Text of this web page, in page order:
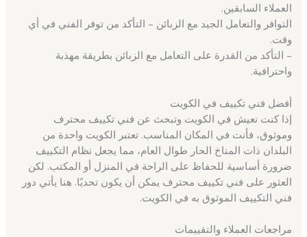
العملاء السابقين.
التوافر والتعامل الجيد مع الزبائن – التأكد من توفر الفني في أي
وقت.
– التأكد من القدرة على التعامل مع الزبائن بطريقة مهذبة
واحترافية.
أفضل فني تكييف في الكويت
إذا كنت تعيش في الكويت وتبحث عن فني تكييف محترف
وموثوق، فأنت في المكان المناسب. تعتبر الكويت واحدة من
البلدان ذات المناخ الحار طوال العام، مما يجعل نظام التكييف
ضرورة أساسية للحفاظ على الراحة في المنزل أو المكتب. لكن
العثور على فني تكييف محترف يمكن أن يكون تحديًا. هنا يأتي دور
فني التكييف الموثوق به في الكويت.
مراجعات العملاء والتقييمات